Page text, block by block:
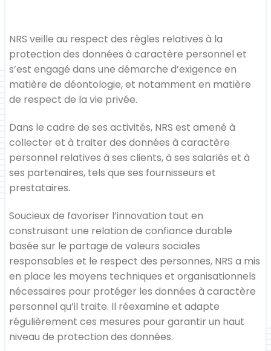
NRS veille au respect des règles relatives à la
protection des données à caractère personnel et
s’est engagé dans une démarche d’exigence en
matière de déontologie, et notamment en matière
de respect de la vie privée.
Dans le cadre de ses activités, NRS est amené à
collecter et à traiter des données à caractère
personnel relatives à ses clients, à ses salariés et à
ses partenaires, tels que ses fournisseurs et
prestataires.
Soucieux de favoriser l’innovation tout en
construisant une relation de confiance durable
basée sur le partage de valeurs sociales
responsables et le respect des personnes, NRS a mis
en place les moyens techniques et organisationnels
nécessaires pour protéger les données à caractère
personnel qu’il traite. Il réexamine et adapte
régulièrement ces mesures pour garantir un haut
niveau de protection des données.